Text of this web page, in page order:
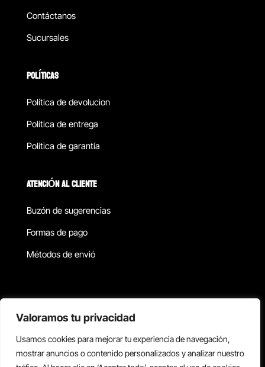
Valoramos tu privacidad
Usamos cookies para mejorar tu experiencia de navegación,
mostrar anuncios o contenido personalizados y analizar nuestro
Contáctanos
Sucursales
POLÍTICAS
Política de devolucion
Política de entrega
Política de garantía
ATENCIÓN AL CLIENTE
Buzón de sugerencias
Formas de pago
Métodos de envió
Copyright © 2026 Reisix. Todos los derechos reservados.